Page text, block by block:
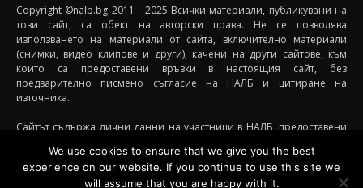
Copyright ©nalb.bg 2011 - 2025 Всички материали, публикувани на
този сайт, са обект на авторски права. Не се позволява
използването на материали от сайта, включително материали
(снимки, видео клипове и други), качени на други сайтове, към
които са предоставени връзки в настоящия сайт, без
предварително писмено съгласие на НАЛБ и цитиране на
източника.
Сайтът съдържа лични данни на участници в НАЛБ, предоставени
случай че става дума за непълнолетни участници) посредством
подписани декларации за участие, съгласявайки се данните им да
We use cookies to ensure that we give you the best
experience on our website. If you continue to use this site we
will assume that you are happy with it.